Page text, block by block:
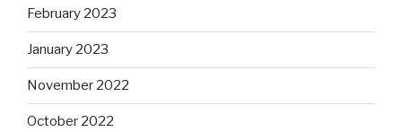
February 2023
January 2023
November 2022
October 2022